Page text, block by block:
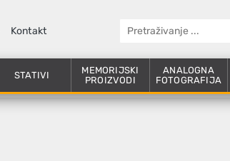
Kontakt
STATIVI
MEMORIJSKI
PROIZVODI
ANALOGNA
FOTOGRAFIJA